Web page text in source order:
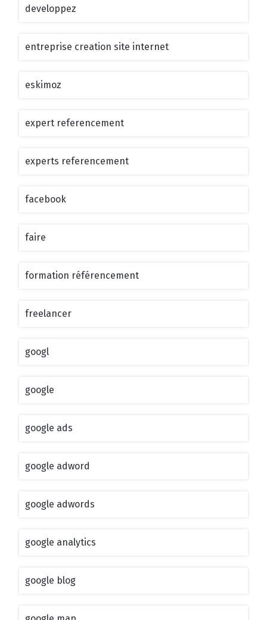
developpez
entreprise creation site internet
eskimoz
expert referencement
experts referencement
facebook
faire
formation référencement
freelancer
googl
google
google ads
google adword
google adwords
google analytics
google blog